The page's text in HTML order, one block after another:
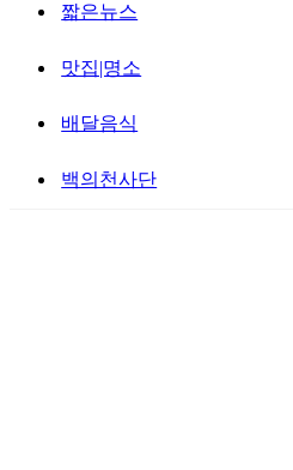
짧은뉴스
맛집|명소
배달음식
백의천사단